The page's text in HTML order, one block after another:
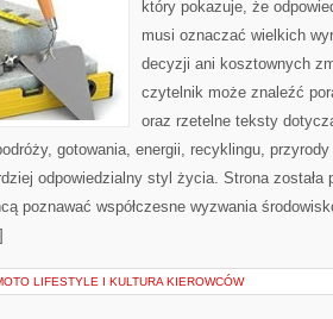
który pokazuje, że
musi oznaczać wielkich
decyzji ani kosztownych
czytelnik może znaleźć
oraz rzetelne teksty
gotowania, energii, recyklingu,
odpowiedzialny styl życia. Strona została
poznawać współczesne wyzwania
LIFESTYLE I KULTURA KIEROWCÓW